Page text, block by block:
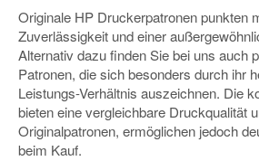
Originale HP Druckerpatronen punkten
Zuverlässigkeit und einer
Alternativ dazu finden Sie bei uns auch
Patronen, die sich besonders durch ihr
Leistungs-Verhältnis auszeichnen. Die
bieten eine vergleichbare Druckqualität
Originalpatronen, ermöglichen jedoch
beim Kauf.